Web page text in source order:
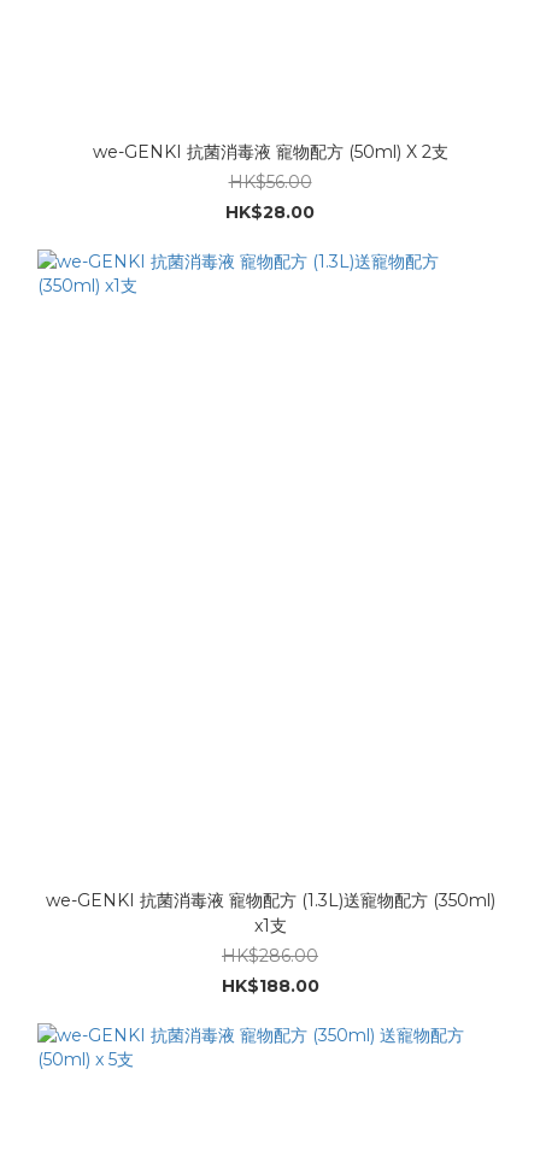
we-GENKI 抗菌消毒液 寵物配方 (50ml) X 2支
HK$56.00
HK$28.00
we-GENKI 抗菌消毒液 寵物配方 (1.3L)送寵物配方 (350ml)
x1支
HK$286.00
HK$188.00